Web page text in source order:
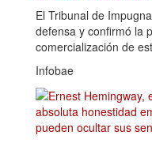
El Tribunal de
defensa y confirmó la
comercialización de
Infobae